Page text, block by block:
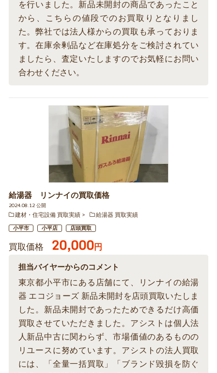
を行いました。新品未開封の商品であったこと
から、こちらの値段でのお買取りとなりまし
た。弊社では法人様からの買取も承っておりま
す。在庫余剰品など在庫処分をご検討されてい
ましたら、査定いたしますのでお気軽にお問い
合わせください。
給湯器 リンナイの買取価格
2024.08.12 公開
建材・住宅設備 買取実績
給湯器 買取実績
小平市 小平店 店頭買取
買取価格 20,000円
担当バイヤーからのコメント
東京都小平市にある店舗にて、リンナイの給湯
器 エコジョーズ 新品未開封を店頭買取いたしま
した。新品未開封であったためできるだけ高価
買取させていただきました。アシストは個人法
人新品中古に関わらず、市場価値のあるものの
リユースに努めています。アシストの法人買取
には、「全量一括買取」「ブランド毀損を防ぐ